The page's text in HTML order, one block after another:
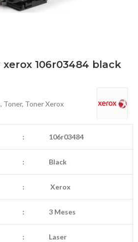
106r03484 black
, Toner, Toner Xerox
: 106r03484
: Black
: Xerox
: 3 Meses
: Laser